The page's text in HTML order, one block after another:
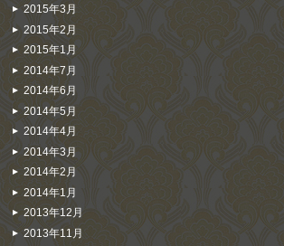
2015年3月
2015年2月
2015年1月
2014年7月
2014年6月
2014年5月
2014年4月
2014年3月
2014年2月
2014年1月
2013年12月
2013年11月